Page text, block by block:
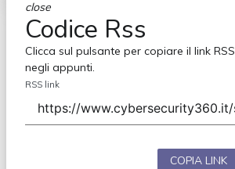
close
Codice Rss
Clicca sul pulsante per copiare il link RSS
negli appunti.
RSS link
COPIA LINK